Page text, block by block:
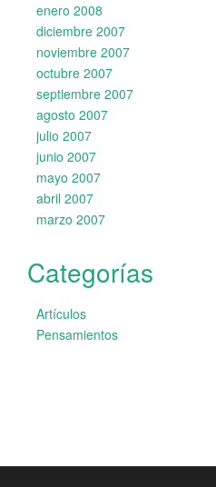
enero 2008
diciembre 2007
noviembre 2007
octubre 2007
septiembre 2007
agosto 2007
julio 2007
junio 2007
mayo 2007
abril 2007
marzo 2007
Categorías
Artículos
Pensamientos